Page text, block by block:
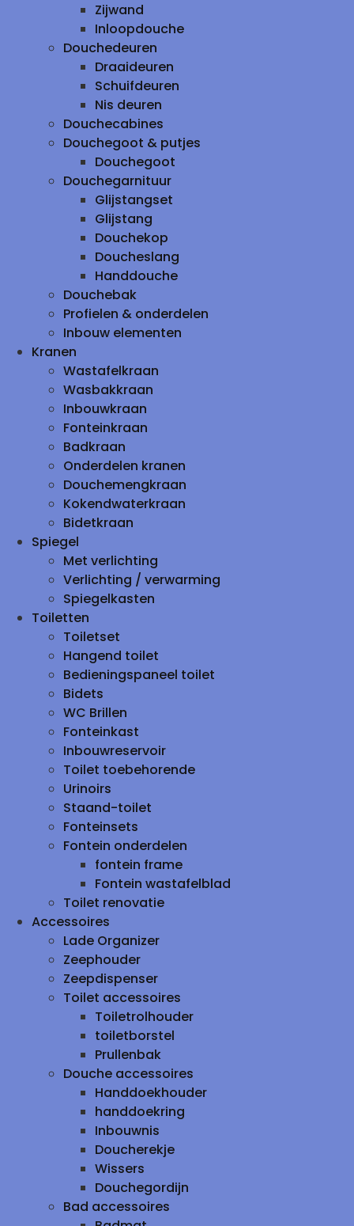
Zijwand
Inloopdouche
Douchedeuren
Draaideuren
Schuifdeuren
Nis deuren
Douchecabines
Douchegoot & putjes
Douchegoot
Douchegarnituur
Glijstangset
Glijstang
Douchekop
Doucheslang
Handdouche
Douchebak
Profielen & onderdelen
Inbouw elementen
Kranen
Wastafelkraan
Wasbakkraan
Inbouwkraan
Fonteinkraan
Badkraan
Onderdelen kranen
Douchemengkraan
Kokendwaterkraan
Bidetkraan
Spiegel
Met verlichting
Verlichting / verwarming
Spiegelkasten
Toiletten
Toiletset
Hangend toilet
Bedieningspaneel toilet
Bidets
WC Brillen
Fonteinkast
Inbouwreservoir
Toilet toebehorende
Urinoirs
Staand-toilet
Fonteinsets
Fontein onderdelen
fontein frame
Fontein wastafelblad
Toilet renovatie
Accessoires
Lade Organizer
Zeephouder
Zeepdispenser
Toilet accessoires
Toiletrolhouder
toiletborstel
Prullenbak
Douche accessoires
Handdoekhouder
handdoekring
Inbouwnis
Doucherekje
Wissers
Douchegordijn
Bad accessoires